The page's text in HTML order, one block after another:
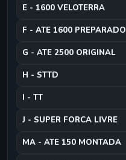
E - 1600 VELOTERRA
F - ATE 1600 PREPARADO
G - ATE 2500 ORIGINAL
H - STTD
I - TT
J - SUPER FORCA LIVRE
MA - ATE 150 MONTADA